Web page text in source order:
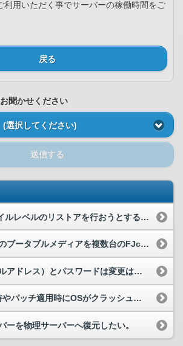
利用いただく事でサーバーの稼働時間をご
戻る
聞かせください
(選択してください)
送信する
Acronisにてファイルレベルのリストアを行おうとすると、「マシンはオフラインになっているか、使用できません。」と表示される。
リストア時に一つのブータブルメディアを複数台のFJcloud-Vサーバーで兼用できますか。
ログインID（メールアドレス）とパスワードは変更は可能ですか。
Windowsの起動時やパッチ適用時にOSがクラッシュする。
を物理サーバーへ復元したい。